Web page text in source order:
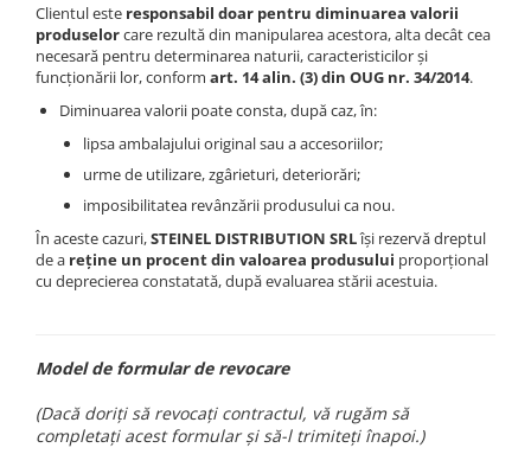
Alte accesorii
Clientul este responsabil doar pentru diminuarea valorii
produselorcare rezultă din manipularea acestora, alta decât cea
necesară pentru determinarea naturii, caracteristicilor și
funcționării lor, conform art. 14 alin. (3) din OUG nr. 34/2014.
Diminuarea valorii poate consta, după caz, în:
lipsa ambalajului original sau a accesoriilor;
urme de utilizare, zgârieturi, deteriorări;
imposibilitatea revânzării produsului ca nou.
În aceste cazuri,STEINEL DISTRIBUTION SRLîși rezervă dreptul
de a reține un procent din valoarea produsului proporțional
cu deprecierea constatată, după evaluarea stării acestuia.
Model de formular de revocare
(Dacă doriți să revocați contractul, vă rugăm să
completați acest formular și să-l trimiteți înapoi.)